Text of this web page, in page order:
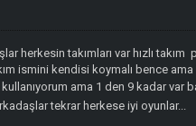
herkesin takımları var hızlı
ismini kendisi koymalı bence
ama 1 den 9 kadar var
tekrar herkese iyi oyunlar...